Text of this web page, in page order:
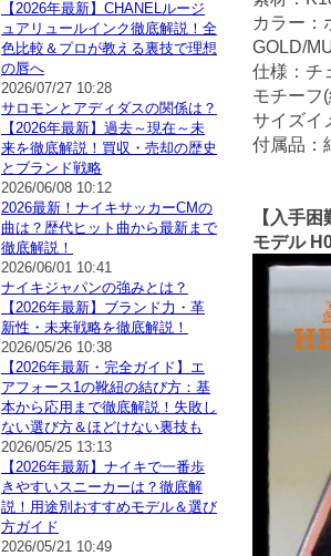
カラー：
GOLD/
仕様：チ
モチーフ
サイズイ
付属品：
【入手
モデル
【2026年最新】CHANELルージ
ュアリュールインク徹底解説！全
色比較＆プロが教える裏技で理想
の唇へ
2026/07/27 10:28
サロモンとアディダスの関係は？
【2026年最新】過去～現在～未
来を徹底解説！買収・売却の歴史
とブランド戦略
2026/06/08 10:12
2026最新！ナイキサッカーCMの
曲は？歴代ヒット曲から最新まで
徹底解説！
2026/06/01 10:41
ナイキジャパンの強みとは？
【2026年最新】ブランド力・革
新性・未来戦略を徹底解説！
2026/05/26 10:38
【2026年最新・完全ガイド】エ
アフォース1の靴紐の結び方：基
本から応用まで徹底解説！失敗し
ない選び方＆ほどけない裏技も
2026/05/25 13:13
【2026年最新】ナイキで一番歩
きやすいスニーカーは？徹底解
説！用途別おすすめモデル＆選び
方ガイド
2026/05/21 10:49